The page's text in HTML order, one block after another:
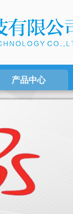
产品中心